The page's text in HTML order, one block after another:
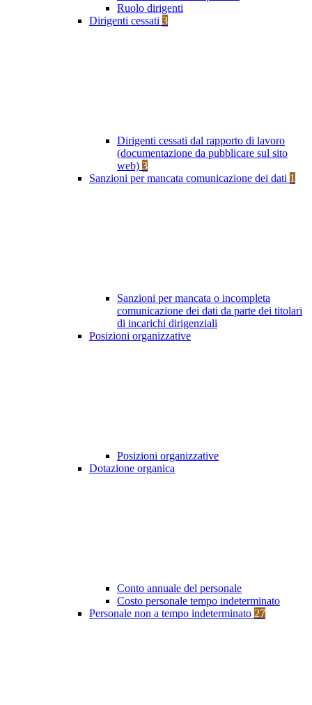
Ruolo dirigenti
Dirigenti cessati 3
Dirigenti cessati dal rapporto di lavoro
(documentazione da pubblicare sul sito
web) 3
Sanzioni per mancata comunicazione dei dati 1
Sanzioni per mancata o incompleta
comunicazione dei dati da parte dei titolari
di incarichi dirigenziali
Posizioni organizzative
Posizioni organizzative
Dotazione organica
Conto annuale del personale
Costo personale tempo indeterminato
Personale non a tempo indeterminato 27